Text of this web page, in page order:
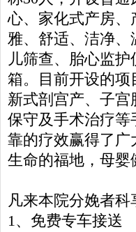
心、家化式产房
雅、舒适、洁净
儿筛查、胎心监
箱。目前开设的
新式剖宫产、子
保守及手术治疗
靠的疗效赢得了广
生命的福地，母婴
凡来本院分娩者科
1、免费专车接